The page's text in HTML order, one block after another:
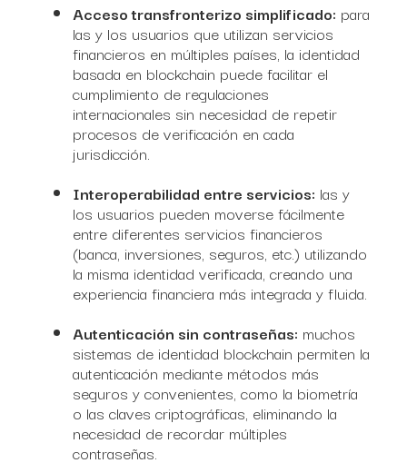
Acceso transfronterizo simplificado: para
las y los usuarios que utilizan servicios
financieros en múltiples países, la identidad
basada en blockchain puede facilitar el
cumplimiento de regulaciones
internacionales sin necesidad de repetir
procesos de verificación en cada
jurisdicción.
Interoperabilidad entre servicios: las y
los usuarios pueden moverse fácilmente
entre diferentes servicios financieros
(banca, inversiones, seguros, etc.) utilizando
la misma identidad verificada, creando una
experiencia financiera más integrada y fluida.
Autenticación sin contraseñas: muchos
sistemas de identidad blockchain permiten la
autenticación mediante métodos más
seguros y convenientes, como la biometría
o las claves criptográficas, eliminando la
necesidad de recordar múltiples
contraseñas.